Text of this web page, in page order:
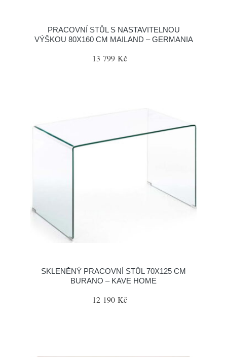
PRACOVNÍ STŮL S NASTAVITELNOU
VÝŠKOU 80X160 CM MAILAND – GERMANIA
13 799 Kč
SKLENĚNÝ PRACOVNÍ STŮL 70X125 CM
BURANO – KAVE HOME
12 190 Kč